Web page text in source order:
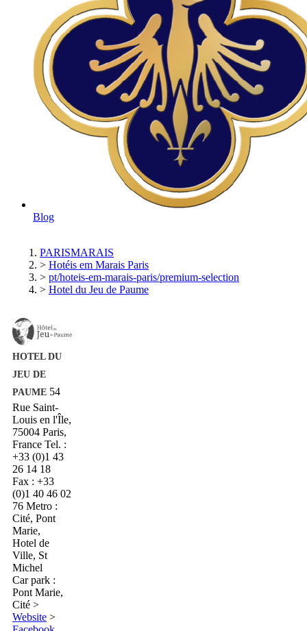
Blog
PARISMARAIS
> Hotéis em Marais Paris
> pt/hoteis-em-marais-paris/premium-selection
> Hotel du Jeu de Paume
HOTEL DU
JEU DE
PAUME 54
Rue Saint-
Louis en l'Île,
75004 Paris,
France Tel. :
+33 (0)1 43
26 14 18
Fax : +33
(0)1 40 46 02
76 Metro :
Cité, Pont
Marie,
Hotel de
Ville, St
Michel
Car park :
Pont Marie,
Cité >
Website >